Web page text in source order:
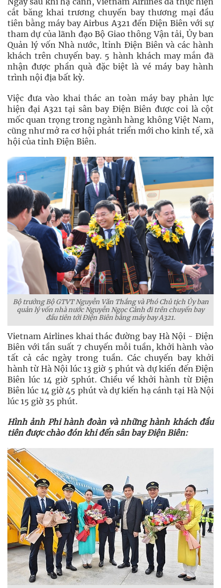
cắt băng khai trương chuyến bay thương mại đầu
tiên bằng máy bay Airbus A321 đến Điện Biên với sự
tham dự của lãnh đạo Bộ Giao thông Vận tải, Ủy ban
Quản lý vốn Nhà nước, ltỉnh Điện Biên và các hành
khách trên chuyến bay. 5 hành khách may mắn đã
nhận được phần quà đặc biệt là vé máy bay hành
trình nội địa bất kỳ.
Việc đưa vào khai thác an toàn máy bay phản lực
hiện đại A321 tại sân bay Điện Biên được coi là cột
mốc quan trọng trong ngành hàng không Việt Nam,
cũng như mở ra cơ hội phát triển mới cho kinh tế, xã
hội của tỉnh Điện Biên.
Bộ trưởng Bộ GTVT Nguyễn Văn Thắng và Phó Chủ tịch Ủy ban
quản lý vốn nhà nước Nguyễn Ngọc Cảnh đi trên chuyến bay
đầu tiên tới Điện Biên bằng máy bay A321.
Vietnam Airlines khai thác đường bay Hà Nội - Điện
Biên với tần suất 7 chuyến mỗi tuần, khởi hành vào
tất cả các ngày trong tuần. Các chuyến bay khởi
hành từ Hà Nội lúc 13 giờ 5 phút và dự kiến đến Điện
Biên lúc 14 giờ 5phút. Chiều về khởi hành từ Điện
Biên lúc 14 giờ 45 phút và dự kiến hạ cánh tại Hà Nội
lúc 15 giờ 35 phút.
Hình ảnh Phi hành đoàn và những hành khách đầu
tiên được chào đón khi đến sân bay Điện Biên: